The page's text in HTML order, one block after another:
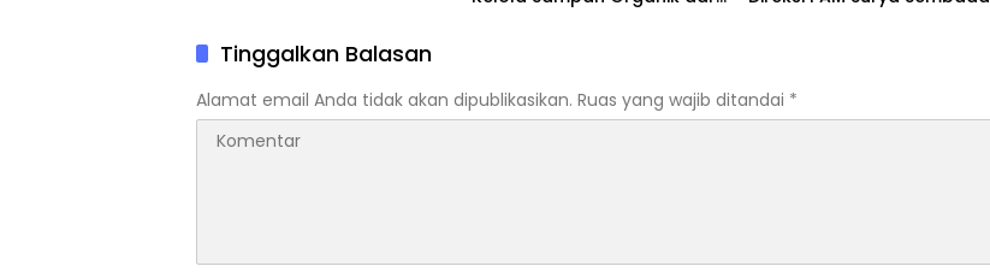
Tinggalkan Balasan
Alamat email Anda tidak akan dipublikasikan. Ruas yang wajib ditandai *